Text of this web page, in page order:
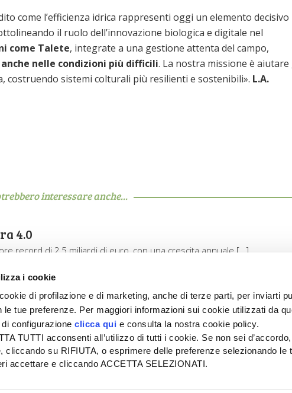
i cookie
di profilazione e di marketing, anche di terze parti, per inviarti
le tue preferenze. Per maggiori informazioni sui cookie utilizzati da
configurazioneclicca qui e consulta la nostra cookie policy.
TUTTI acconsenti all’utilizzo di tutti i cookie. Se non sei
cliccando su RIFIUTA, o esprimere delle preferenze selezionando le
accettare e cliccando ACCETTA SELEZIONATI.
come l’efficienza idrica rappresenti oggi un elemento decisivo
il ruolo dell’innovazione biologica e digitale nel
come Talete, integrate a una gestione attenta del campo,
nelle condizioni più difficili. La nostra missione è aiutare
costruendo sistemi colturali più resilienti e sostenibili». L.A.
interessare anche...
4.0
record di 2,5 miliardi di euro, con una crescita annuale […]
SEDE
Tel + 39.045.8057511
info@informatoreagrario.it
PUBBLICITÀ
Tel +